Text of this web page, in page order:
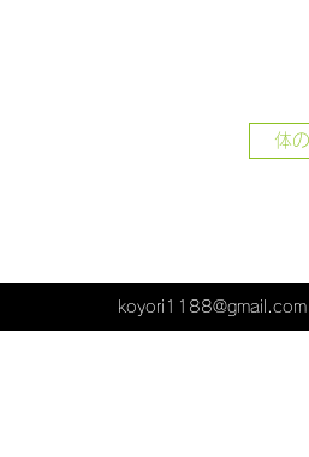
体
koyori1188@gmail.com